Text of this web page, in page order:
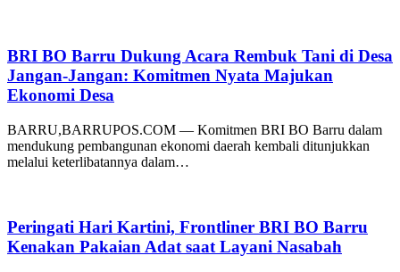
BRI BO Barru Dukung Acara Rembuk Tani di Desa
Jangan-Jangan: Komitmen Nyata Majukan
Ekonomi Desa
BARRU,BARRUPOS.COM — Komitmen BRI BO Barru dalam
mendukung pembangunan ekonomi daerah kembali ditunjukkan
melalui keterlibatannya dalam…
Peringati Hari Kartini, Frontliner BRI BO Barru
Kenakan Pakaian Adat saat Layani Nasabah